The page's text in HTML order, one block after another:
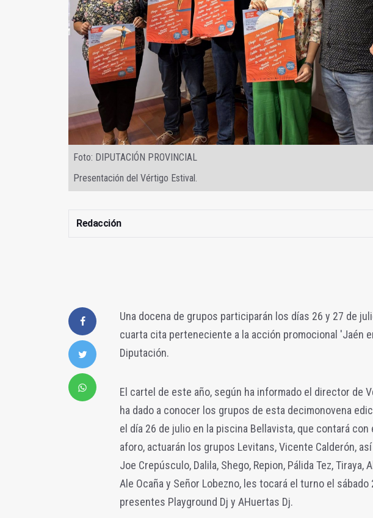
Foto: DIPUTACIÓN PROVINCIAL
Presentación del Vértigo Estival.
Redacción
Una docena de grupos participarán los días 26 y 27 de
cuarta cita perteneciente a la acción promocional 'Jaén
Diputación.
El cartel de este año, según ha informado el director de
ha dado a conocer los grupos de esta decimonovena
el día 26 de julio en la piscina Bellavista, que contará
aforo, actuarán los grupos Levitans, Vicente Calderón,
Joe Crepúsculo, Dalila, Shego, Repion, Pálida Tez, Tiraya,
Ale Ocaña y Señor Lobezno, les tocará el turno el
presentes Playground Dj y AHuertas Dj.